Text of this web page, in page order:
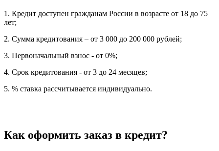
1. Кредит доступен гражданам России в возрасте от 18 до 75
лет;
2. Сумма кредитования – от 3 000 до 200 000 рублей;
3. Первоначальный взнос - от 0%;
4. Срок кредитования - от 3 до 24 месяцев;
5. % ставка рассчитывается индивидуально.
Как оформить заказ в кредит?